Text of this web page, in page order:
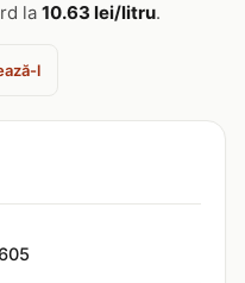
la 10.63 lei/litru.
l